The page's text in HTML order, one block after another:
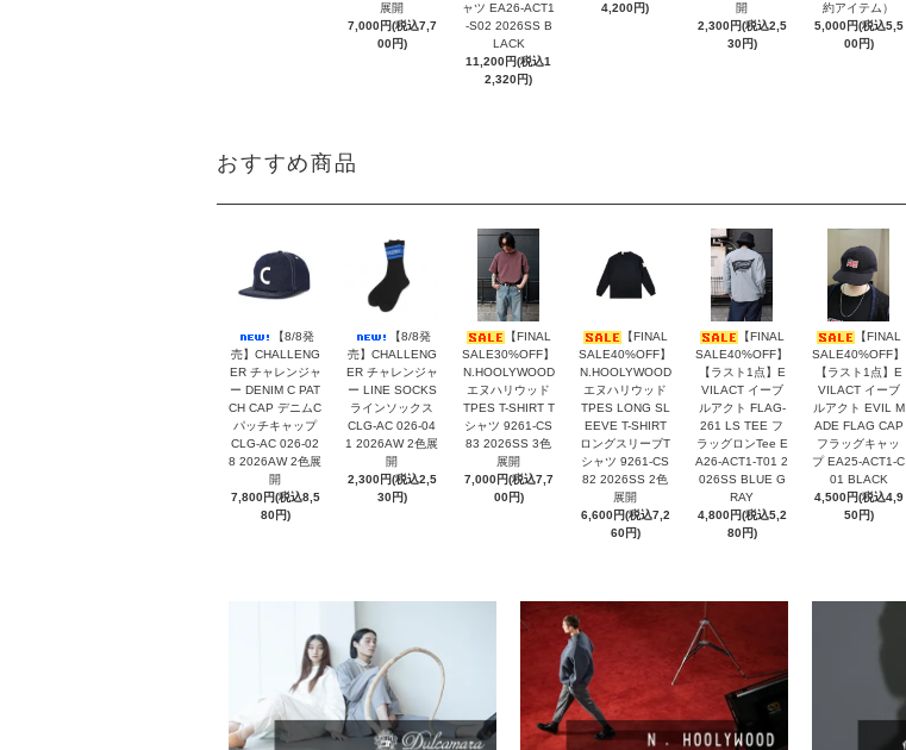
展開
7,000円(税込7,7
00円)
ャツ EA26-ACT1
-S02 2026SS B
LACK
11,200円(税込1
2,320円)
4,200円)
開
2,300円(税込2,5
30円)
約アイテム）
5,000円(税込5,5
00円)
おすすめ商品
【8/8発
売】CHALLENG
ER チャレンジャ
ー DENIM C PAT
CH CAP デニムC
パッチキャップ
CLG-AC 026-02
8 2026AW 2色展
開
7,800円(税込8,5
80円)
【8/8発
売】CHALLENG
ER チャレンジャ
ー LINE SOCKS
ラインソックス
CLG-AC 026-04
1 2026AW 2色展
開
2,300円(税込2,5
30円)
【FINAL
SALE30%OFF】
N.HOOLYWOOD
エヌハリウッド
TPES T-SHIRT T
シャツ 9261-CS
83 2026SS 3色
展開
7,000円(税込7,7
00円)
【FINAL
SALE40%OFF】
N.HOOLYWOOD
エヌハリウッド
TPES LONG SL
EEVE T-SHIRT
ロングスリーブT
シャツ 9261-CS
82 2026SS 2色
展開
6,600円(税込7,2
60円)
【FINAL
SALE40%OFF】
【ラスト1点】E
VILACT イーブ
ルアクト FLAG-
261 LS TEE フ
ラッグロンTee E
A26-ACT1-T01 2
026SS BLUE G
RAY
4,800円(税込5,2
80円)
【FINAL
SALE40%OFF】
【ラスト1点】E
VILACT イーブ
ルアクト EVIL M
ADE FLAG CAP
フラッグキャッ
プ EA25-ACT1-C
01 BLACK
4,500円(税込4,9
50円)